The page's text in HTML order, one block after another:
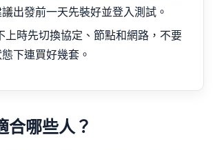
出發前一天先裝好並登入測試。
上時先切換協定、節點和網路，不要
下連買好幾套。
合哪些人？